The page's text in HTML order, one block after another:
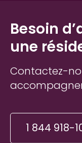
Besoin
une
Contactez-
1 844 918-